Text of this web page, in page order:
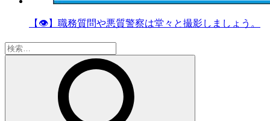
【👁】職務質問や悪質警察は堂々と撮影しましょう。
検
索: